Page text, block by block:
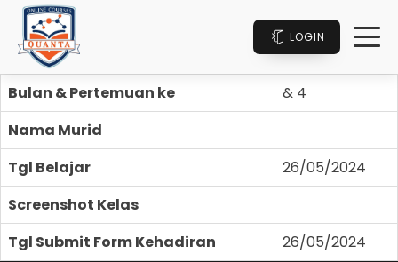
LOGIN
Bulan & Pertemuan ke
& 4
Nama Murid
Tgl Belajar
26/05/2024
Screenshot Kelas
Tgl Submit Form Kehadiran
26/05/2024